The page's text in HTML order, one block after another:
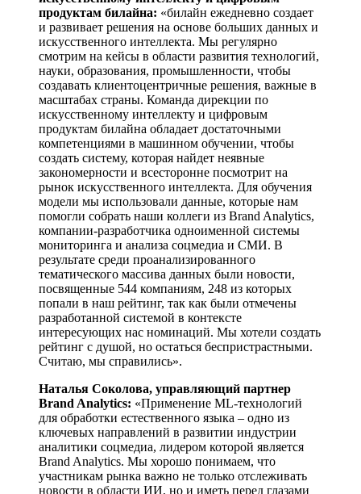
продуктам билайна: «билайн ежедневно создает
и развивает решения на основе больших данных и
искусственного интеллекта. Мы регулярно
смотрим на кейсы в области развития технологий,
науки, образования, промышленности, чтобы
создавать клиентоцентричные решения, важные в
масштабах страны. Команда дирекции по
искусственному интеллекту и цифровым
продуктам билайна обладает достаточными
компетенциями в машинном обучении, чтобы
создать систему, которая найдет неявные
закономерности и всесторонне посмотрит на
рынок искусственного интеллекта. Для обучения
модели мы использовали данные, которые нам
помогли собрать наши коллеги из Brand Analytics,
компании-разработчика одноименной системы
мониторинга и анализа соцмедиа и СМИ. В
результате среди проанализированного
тематического массива данных были новости,
посвященные 544 компаниям, 248 из которых
попали в наш рейтинг, так как были отмечены
разработанной системой в контексте
интересующих нас номинаций. Мы хотели создать
рейтинг с душой, но остаться беспристрастными.
Считаю, мы справились».
Наталья Соколова, управляющий партнер
Brand Analytics: «Применение ML-технологий
для обработки естественного языка – одно из
ключевых направлений в развитии индустрии
аналитики соцмедиа, лидером которой является
Brand Analytics. Мы хорошо понимаем, что
участникам рынка важно не только отслеживать
новости в области ИИ, но и иметь перед глазами